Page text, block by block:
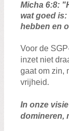
Micha 6:8:
wat goed
hebben en
Voor de
inzet niet
gaat om zin,
vrijheid.
In onze
domineren,